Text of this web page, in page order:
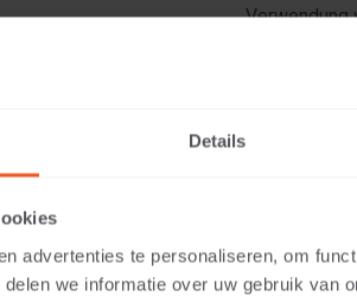
Details
advertenties te personaliseren, om
we informatie over uw gebruik van
Anthrazit
Anthrazit
Verwendung